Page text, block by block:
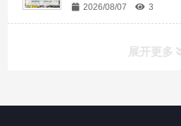
2026/08/07 3
展开更多